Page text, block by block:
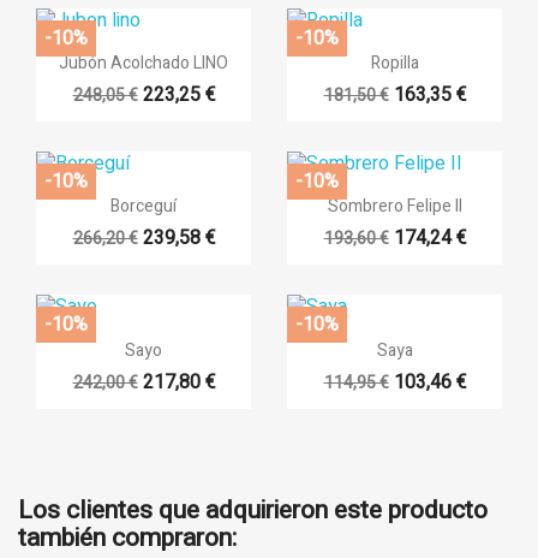
 Vista rápida
Jubón Acolchado LINO
248,05 € 223,25 €
-10%

Vista rápida
Ropilla
181,50 € 163,35 €
-10%
 Vista rápida
Borceguí
266,20 € 239,58 €
-10%
 Vista rápida
Sombrero Felipe II
193,60 € 174,24 €
-10%

Vista rápida
Sayo
242,00 € 217,80 €
-10%

Vista rápida
Saya
114,95 € 103,46 €
-10%
Los clientes que adquirieron este producto
también compraron: